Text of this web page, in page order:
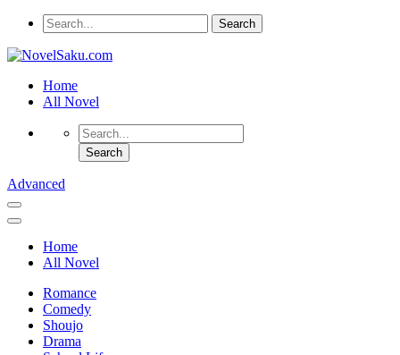
Home
All Novel
Advanced
Home
All Novel
Romance
Comedy
Shoujo
Drama